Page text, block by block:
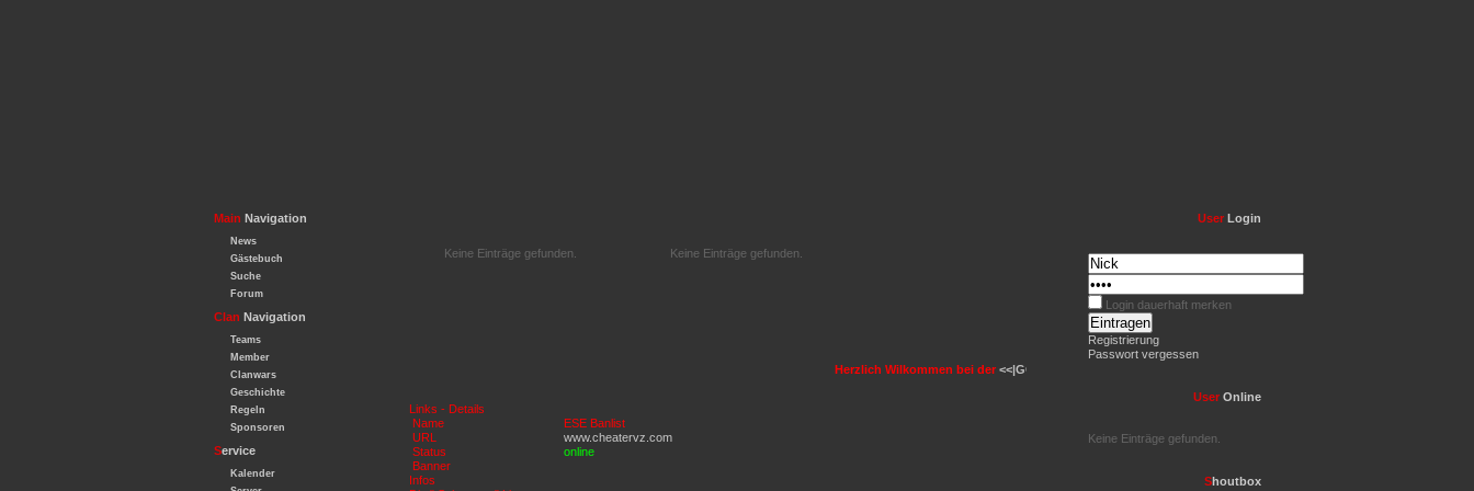
Main Navigation
News
Gästebuch
Suche
Forum
Clan Navigation
Teams
Member
Clanwars
Geschichte
Regeln
Sponsoren
Service
Kalender
Keine Einträge gefunden. Keine Einträge gefunden.
Herzlich Wilkommen bei der <<|GCC|>>
UserLogin
Login dauerhaft merken
Registrierung
Passwort vergessen
UserOnline
Keine Einträge gefunden.
Shoutbox
Links - Details
Name
ESE Banlist
URL
www.cheatervz.com
Status
online
Banner
Infos